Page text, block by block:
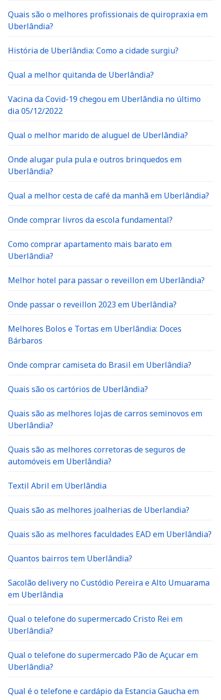
Quais são o melhores profissionais de quiropraxia em
Uberlândia?
História de Uberlândia: Como a cidade surgiu?
Qual a melhor quitanda de Uberlândia?
Vacina da Covid-19 chegou em Uberlândia no último
dia 05/12/2022
Qual o melhor marido de aluguel de Uberlândia?
Onde alugar pula pula e outros brinquedos em
Uberlândia?
Qual a melhor cesta de café da manhã em Uberlândia?
Onde comprar livros da escola fundamental?
Como comprar apartamento mais barato em
Uberlândia?
Melhor hotel para passar o reveillon em Uberlândia?
Onde passar o reveillon 2023 em Uberlândia?
Melhores Bolos e Tortas em Uberlândia: Doces
Bárbaros
Onde comprar camiseta do Brasil em Uberlândia?
Quais são os cartórios de Uberlândia?
Quais são as melhores lojas de carros seminovos em
Uberlândia?
Quais são as melhores corretoras de seguros de
automóveis em Uberlândia?
Textil Abril em Uberlândia
Quais são as melhores joalherias de Uberlandia?
Quais são as melhores faculdades EAD em Uberlândia?
Quantos bairros tem Uberlândia?
Sacolão delivery no Custódio Pereira e Alto Umuarama
em Uberlândia
Qual o telefone do supermercado Cristo Rei em
Uberlândia?
Qual o telefone do supermercado Pão de Açucar em
Uberlândia?
Qual é o telefone e cardápio da Estancia Gaucha em